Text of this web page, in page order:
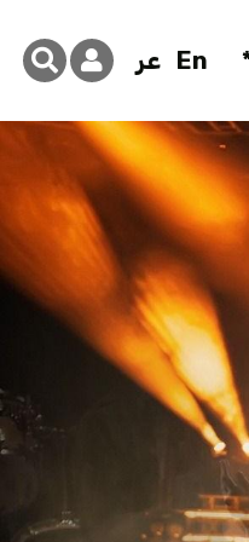
En عر